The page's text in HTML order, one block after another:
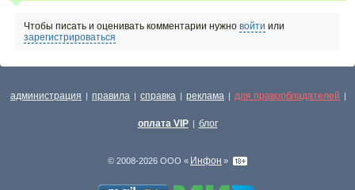
Чтобы писать и оценивать комментарии нужно войти или
зарегистрироваться
администрация | правила | справка | реклама | для правообладателей |
оплата VIP | блог
© 2008-2026 ООО « Инфон »